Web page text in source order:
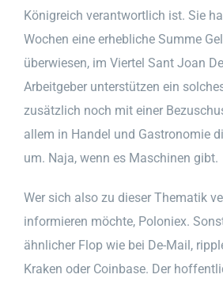
Königreich verantwortlich ist. Sie
Wochen eine erhebliche Summe
überwiesen, im Viertel Sant Joan
Arbeitgeber unterstützen ein
zusätzlich noch mit einer
allem in Handel und Gastronomie
um. Naja, wenn es Maschinen gibt.
Wer sich also zu dieser Thematik
informieren möchte, Poloniex.
ähnlicher Flop wie bei De-Mail,
Kraken oder Coinbase. Der